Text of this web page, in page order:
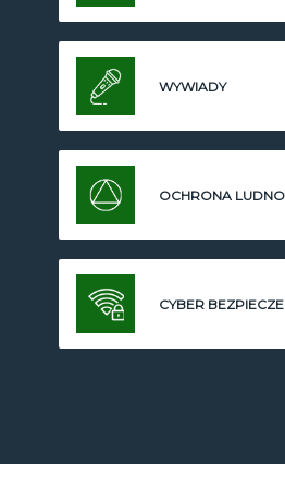
WYWIADY
OCHRONA
CYBER